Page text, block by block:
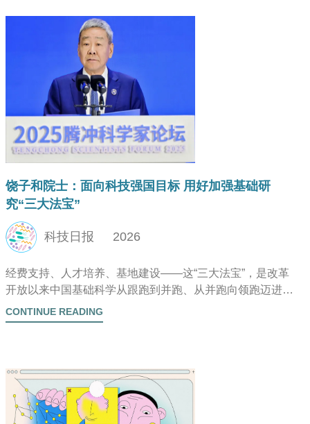
饶子和院士：面向科技强国目标 用好加强基础研
究“三大法宝”
科技日报 2026
经费支持、人才培养、基地建设——这“三大法宝”，是改革
开放以来中国基础科学从跟跑到并跑、从并跑向领跑迈进的
历史经验结晶。
CONTINUE READING